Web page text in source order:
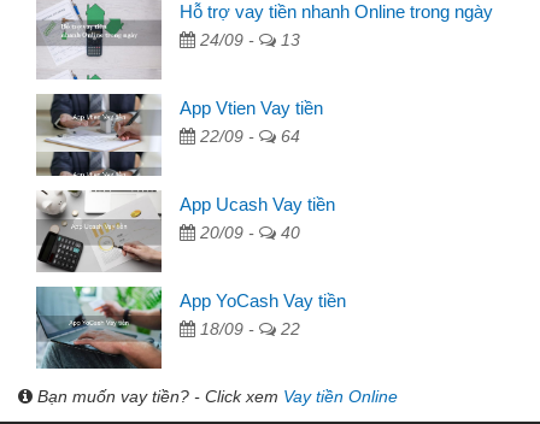
Hỗ trợ vay tiền nhanh Online trong ngày
24/09 - 13
App Vtien Vay tiền
22/09 - 64
App Ucash Vay tiền
20/09 - 40
App YoCash Vay tiền
18/09 - 22
Bạn muốn vay tiền? - Click xem Vay tiền Online